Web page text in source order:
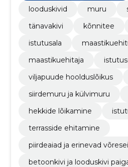
looduskivid
muru
tänavakivi
kõnnitee
istutusala
maastikuehitaja
viljapuude hoolduslõikus
siirdemuru ja külvimuru
hekkide lõikamine
terrasside ehitamine
piirdeaiad ja erinevad
betoonkivi ja looduskivi